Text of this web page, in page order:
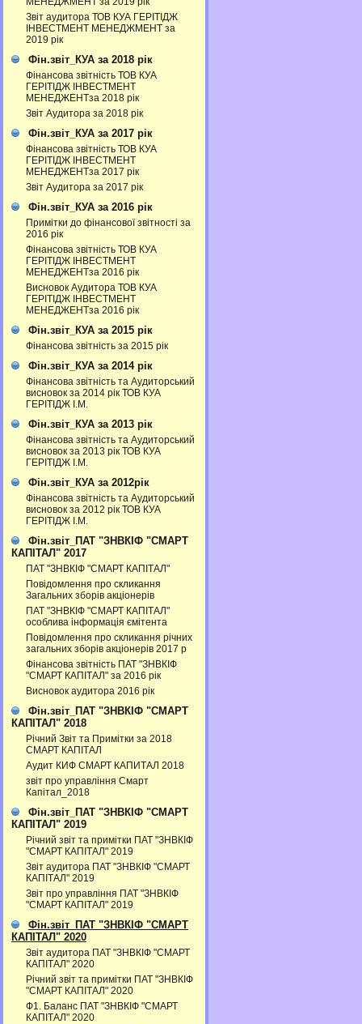
Звіт аудитора ТОВ КУА ГЕРІТІДЖ
ІНВЕСТМЕНТ МЕНЕДЖМЕНТ за
2019 рік
Фін.звіт_КУА за 2018 рік
Фінансова звітність ТОВ КУА
ГЕРІТІДЖ ІНВЕСТМЕНТ
МЕНЕДЖЕНТза 2018 рік
Звіт Аудитора за 2018 рік
Фін.звіт_КУА за 2017 рік
Фінансова звітність ТОВ КУА
ГЕРІТІДЖ ІНВЕСТМЕНТ
МЕНЕДЖЕНТза 2017 рік
Звіт Аудитора за 2017 рік
Фін.звіт_КУА за 2016 рік
Примітки до фінансової звітності за
2016 рік
Фінансова звітність ТОВ КУА
ГЕРІТІДЖ ІНВЕСТМЕНТ
МЕНЕДЖЕНТза 2016 рік
Висновок Аудитора ТОВ КУА
ГЕРІТІДЖ ІНВЕСТМЕНТ
МЕНЕДЖЕНТза 2016 рік
Фін.звіт_КУА за 2015 рік
Фінансова звітність за 2015 рік
Фін.звіт_КУА за 2014 рік
Фінансова звітність та Аудиторський
висновок за 2014 рік ТОВ КУА
ГЕРІТІДЖ І.М.
Фін.звіт_КУА за 2013 рік
Фінансова звітність та Аудиторський
висновок за 2013 рік ТОВ КУА
ГЕРІТІДЖ І.М.
Фін.звіт_КУА за 2012рік
Фінансова звітність та Аудиторський
висновок за 2012 рік ТОВ КУА
ГЕРІТІДЖ І.М.
Фін.звіт_ПАТ "ЗНВКІФ "СМАРТ
КАПІТАЛ" 2017
ПАТ "ЗНВКІФ "СМАРТ КАПІТАЛ"
Повідомлення про скликання
Загальних зборів акціонерів
ПАТ "ЗНВКІФ "СМАРТ КАПІТАЛ"
особлива інформація ємітента
Повідомлення про скликання річних
загальних зборів акціонерів 2017 р
Фінансова звітність ПАТ "ЗНВКІФ
"СМАРТ КАПІТАЛ" за 2016 рік
Висновок аудитора 2016 рік
Фін.звіт_ПАТ "ЗНВКІФ "СМАРТ
КАПІТАЛ" 2018
Річний Звіт та Примітки за 2018
СМАРТ КАПІТАЛ
Аудит КИФ СМАРТ КАПИТАЛ 2018
звіт про управління Смарт
Капітал_2018
Фін.звіт_ПАТ "ЗНВКІФ "СМАРТ
КАПІТАЛ" 2019
Річний звіт та примітки ПАТ "ЗНВКІФ
"СМАРТ КАПІТАЛ" 2019
Звіт аудитора ПАТ "ЗНВКІФ "СМАРТ
КАПІТАЛ" 2019
Звіт про управління ПАТ "ЗНВКІФ
"СМАРТ КАПІТАЛ" 2019
Фін.звіт_ПАТ "ЗНВКІФ "СМАРТ
КАПІТАЛ" 2020
Звіт аудитора ПАТ "ЗНВКІФ "СМАРТ
КАПІТАЛ" 2020
Річний звіт та примітки ПАТ "ЗНВКІФ
"СМАРТ КАПІТАЛ" 2020
Ф1. Баланс ПАТ "ЗНВКІФ "СМАРТ
КАПІТАЛ" 2020